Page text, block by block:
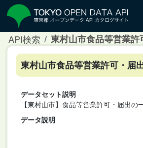
API検索 東村山市食品等営業
東村山市食品等営業許可・届
データセット説明
【東村山市】食品等営業許可・届出の
データ説明